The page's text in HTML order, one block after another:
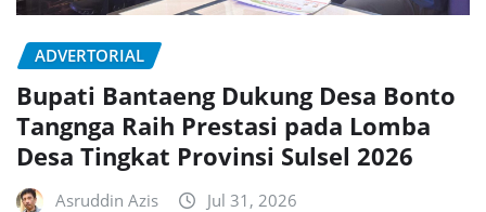
ADVERTORIAL
Bupati Bantaeng Dukung Desa Bonto
Tangnga Raih Prestasi pada Lomba
Desa Tingkat Provinsi Sulsel 2026
Asruddin Azis Jul 31, 2026